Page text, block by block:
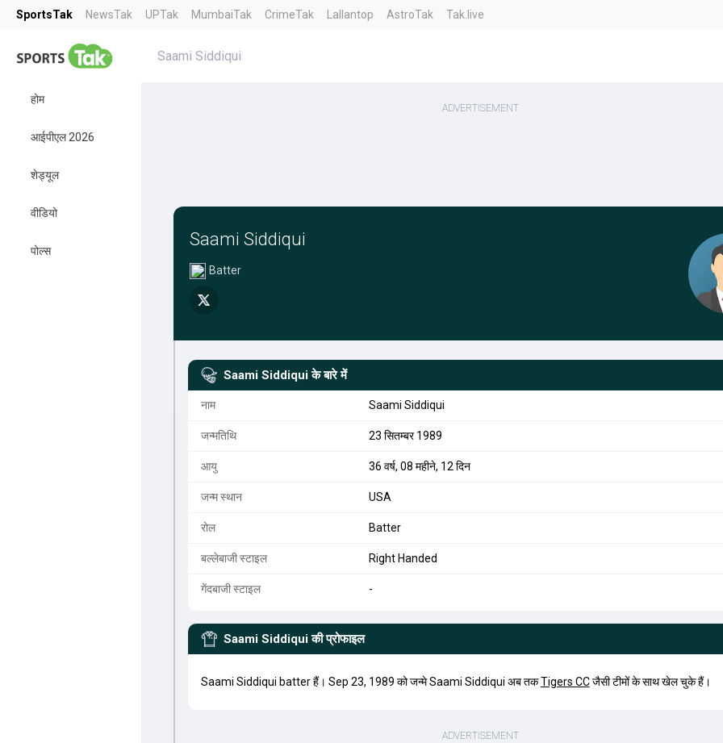
SportsTak NewsTak UPTak MumbaiTak CrimeTak Lallantop AstroTak Tak.live
होम
आईपीएल 2026
शेड्यूल
वीडियो
पोल्स
Saami Siddiqui
Saami Siddiqui
Batter
Saami Siddiqui के बारे में
नाम Saami Siddiqui
जन्मतिथि 23 सितम्बर 1989
आयु 36 वर्ष, 08 महीने, 12 दिन
जन्म स्थान USA
रोल Batter
बल्लेबाजी स्टाइल Right Handed
गेंदबाजी स्टाइल -
Saami Siddiqui की प्रोफाइल
Saami Siddiqui batter हैं। Sep 23, 1989 को जन्मे Saami Siddiqui अब तकTigers CCजैसी टीमों के साथ खेल चुके हैं।